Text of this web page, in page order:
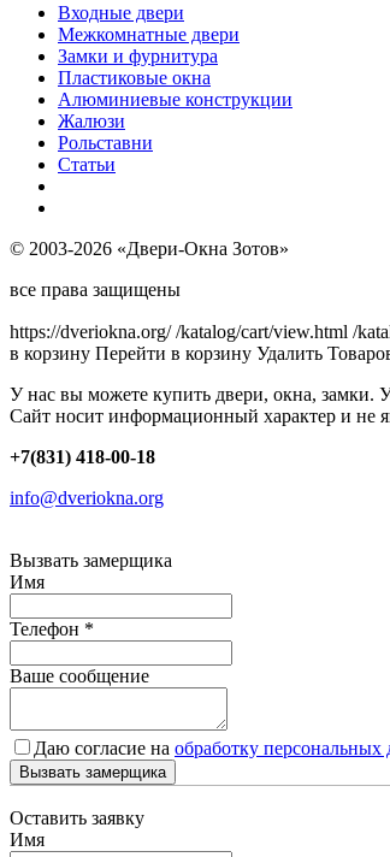
Входные двери
Межкомнатные двери
Замки и фурнитура
Пластиковые окна
Алюминиевые конструкции
Жалюзи
Рольставни
Статьи
© 2003-2026 «Двери-Окна Зотов»
все права защищены
https://dveriokna.org/ /katalog/cart/view.html /
в корзину Перейти в корзину Удалить
У нас вы можете купить двери, окна, замки.
Сайт носит информационный характер и не
+7(831) 418-00-18
info@dveriokna.org
Вызвать замерщика
Имя
Телефон *
Ваше сообщение
Даю согласие на обработку персональных
Вызвать замерщика
Оставить заявку
Имя